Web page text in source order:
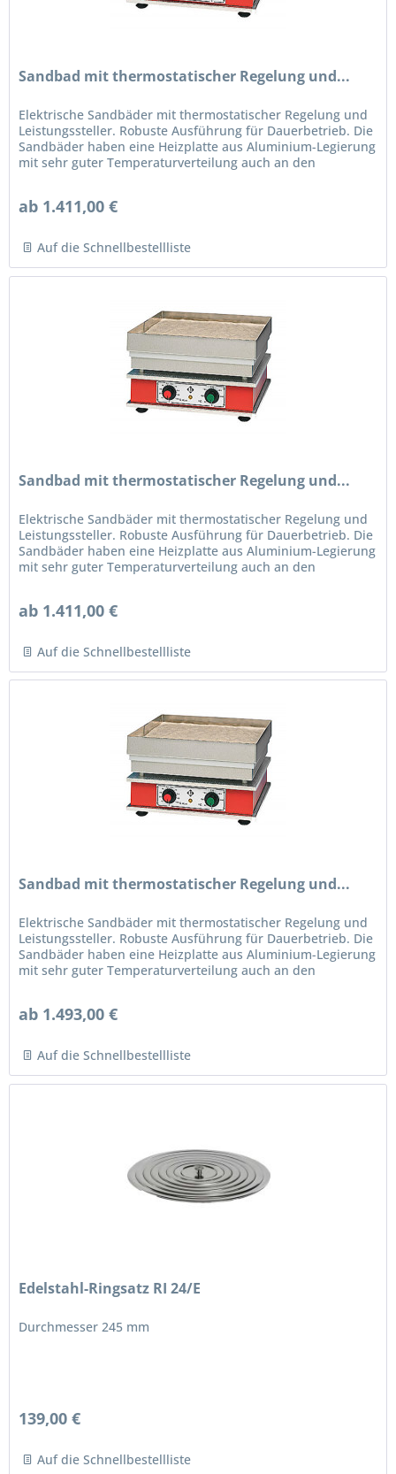
Sandbad mit thermostatischer Regelung und...
Elektrische Sandbäder mit thermostatischer Regelung und
Leistungssteller. Robuste Ausführung für Dauerbetrieb. Die
Sandbäder haben eine Heizplatte aus Aluminium-Legierung
mit sehr guter Temperaturverteilung auch an den
ab 1.411,00 €
Auf die Schnellbestellliste
Sandbad mit thermostatischer Regelung und...
Elektrische Sandbäder mit thermostatischer Regelung und
Leistungssteller. Robuste Ausführung für Dauerbetrieb. Die
Sandbäder haben eine Heizplatte aus Aluminium-Legierung
mit sehr guter Temperaturverteilung auch an den
ab 1.411,00 €
Auf die Schnellbestellliste
Sandbad mit thermostatischer Regelung und...
Elektrische Sandbäder mit thermostatischer Regelung und
Leistungssteller. Robuste Ausführung für Dauerbetrieb. Die
Sandbäder haben eine Heizplatte aus Aluminium-Legierung
mit sehr guter Temperaturverteilung auch an den
ab 1.493,00 €
Auf die Schnellbestellliste
Edelstahl-Ringsatz RI 24/E
Durchmesser 245 mm
139,00 €
Auf die Schnellbestellliste